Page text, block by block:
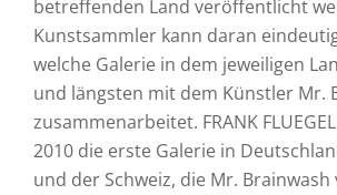
betreffenden Land veröffentlicht
Kunstsammler kann daran
welche Galerie in dem jeweiligen
und längsten mit dem Künstler Mr.
zusammenarbeitet. FRANK
2010 die erste Galerie in
und der Schweiz, die Mr.